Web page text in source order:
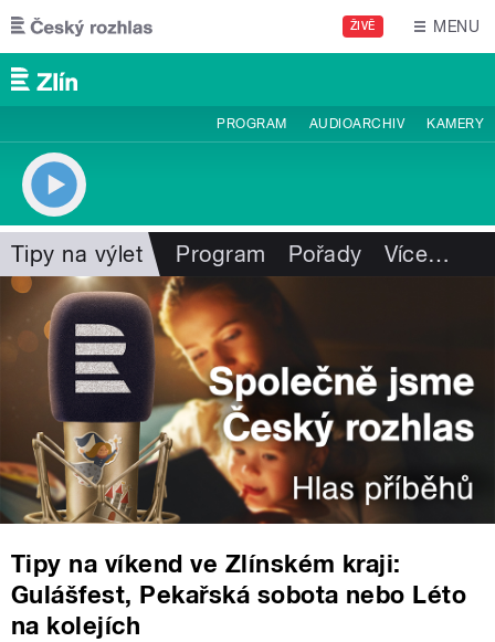
Přejít k hlavnímu obsahu
ŽIVĚ MENU
PROGRAM AUDIOARCHIV KAMERY
Tipy na výlet Program Pořady Více…
Tipy na víkend ve Zlínském kraji:
Gulášfest, Pekařská sobota nebo Léto
na kolejích